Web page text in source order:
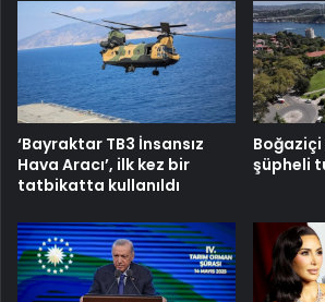
‘Bayraktar TB3 İnsansız
Hava Aracı’, ilk kez bir
tatbikatta kullanıldı
şüpheli